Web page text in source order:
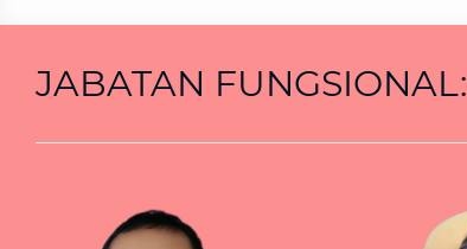
JABATAN FUNGSIONAL: